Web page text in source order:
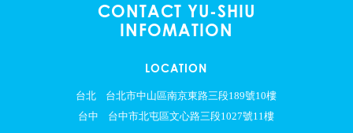
CONTACT YU-SHIU
INFOMATION
LOCATION
台北
台北市中山區南京東路三段189號10樓
台中
台中市北屯區文心路三段1027號11樓